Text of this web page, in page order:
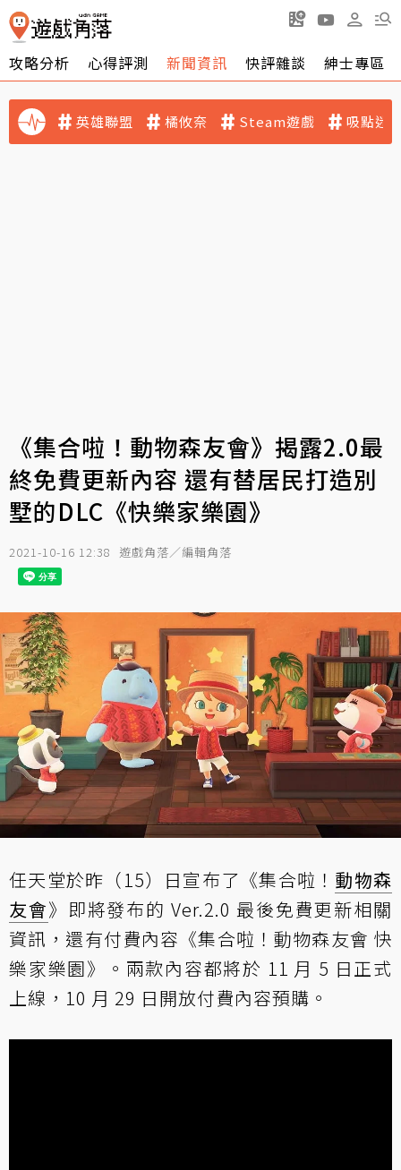
攻略分析 心得評測 新聞資訊 快評雜談 紳士專區
英雄聯盟 橘攸奈 Steam遊戲 吸點迷
《集合啦！動物森友會》揭露2.0最
終免費更新內容 還有替居民打造別
墅的DLC《快樂家樂園》
2021-10-16 12:38 遊戲角落／編輯角落
任天堂於昨（15）日宣布了《集合啦！ 動物森
友會》即將發布的 Ver.2.0 最後免費更新相關
資訊，還有付費內容《集合啦！動物森友會 快
樂家樂園》。兩款內容都將於 11 月 5 日正式
上線，10 月 29 日開放付費內容預購。